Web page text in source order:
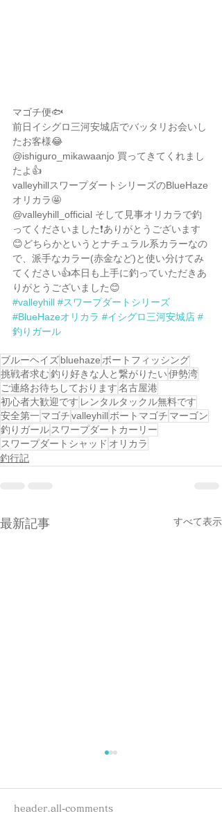
マゴチ便🐟
前日イシグロ三河安城店でバッタリお会いし
たお客様😂
@ishiguro_mikawaanjo 買ってきてくれまし
たよ👍
valleyhillスワープダートシリーズのBlueHaze
オリカラ🤩
@valleyhill_official そして見事オリカラで釣
ってくださいました❗️ありがとうございます
😊どちらかというとナチュラル系カラーなの
で、派手なカラー(赤金など)と使い分けてみ
てください👍本日も上手に釣っていただきあ
りがとうございました😊
#valleyhill #スワープダートシリーズ
#BlueHazeオリカラ #イシグロ三河安城店 #
釣りガール
ブルーヘイズbluehaze ボートフィッシング
挑戦者求む釣り好きな人と繋がりたい伊勢湾
ご連絡お待ちしております名古屋港
初心者大歓迎です レンタルタックル無料です
安全第一マゴチvalleyhillボートマゴチ マーゴン
釣りガール スワープダートカーリー
スワープダートシャッド オリカラ
釣行記
最新記事 すべて表示
header.all-comments